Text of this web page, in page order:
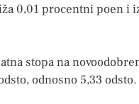
0,01 procentni poen i
stopa na
odnosno 5,33 odsto.